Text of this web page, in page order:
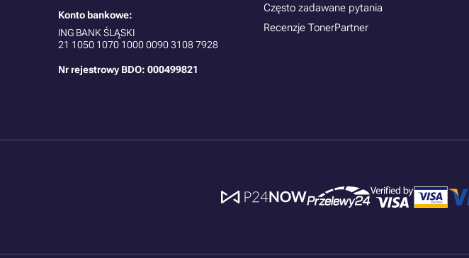
Konto bankowe:
ING BANK ŚLĄSKI
21 1050 1070 1000 0090 3108 7928
Nr rejestrowy BDO: 000499821
Często zadawane pytania
Recenzje TonerPartner